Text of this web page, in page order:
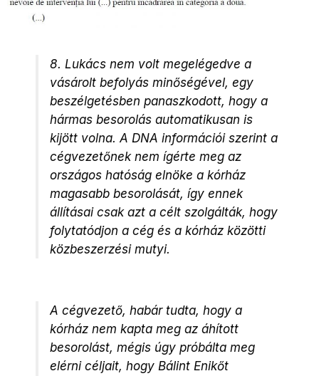
8. Lukács nem volt megelégedve a
vásárolt befolyás minőségével, egy
beszélgetésben panaszkodott, hogy a
hármas besorolás automatikusan is
kijött volna. A DNA információi szerint a
cégvezetőnek nem ígérte meg az
országos hatóság elnöke a kórház
magasabb besorolását, így ennek
állításai csak azt a célt szolgálták, hogy
folytatódjon a cég és a kórház közötti
közbeszerzési mutyi.
A cégvezető, habár tudta, hogy a
kórház nem kapta meg az áhított
besorolást, mégis úgy próbálta meg
elérni céljait, hogy Bálint Enikőt